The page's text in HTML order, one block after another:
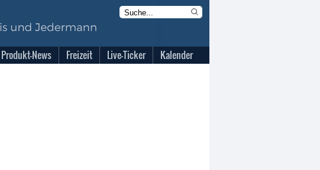
Produkt-News Freizeit Live-Ticker Kalender